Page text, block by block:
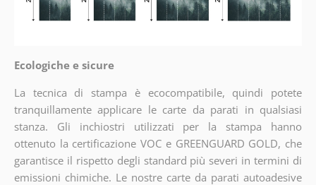
Ecologiche e sicure
La tecnica di stampa è ecocompatibile, quindi potete
tranquillamente applicare le carte da parati in qualsiasi
stanza. Gli inchiostri utilizzati per la stampa hanno
ottenuto la certificazione VOC e GREENGUARD GOLD, che
garantisce il rispetto degli standard più severi in termini di
emissioni chimiche. Le nostre carte da parati autoadesive